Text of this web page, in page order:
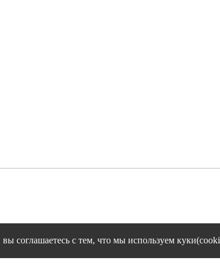
соглашаетесь с тем, что мы используем